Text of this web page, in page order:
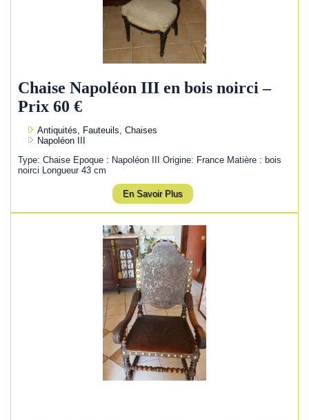
Chaise Napoléon III en bois noirci –
Prix 60 €
Antiquités, Fauteuils, Chaises
Napoléon III
Type: Chaise Epoque : Napoléon III Origine: France Matière : bois
noirci Longueur 43 cm
En Savoir Plus